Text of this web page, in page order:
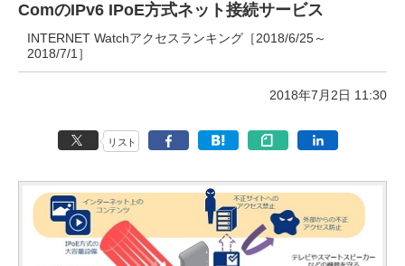
ComのIPv6 IPoE方式ネット接続サービス
INTERNET Watchアクセスランキング［2018/6/25～
2018/7/1］
2018年7月2日 11:30
リスト